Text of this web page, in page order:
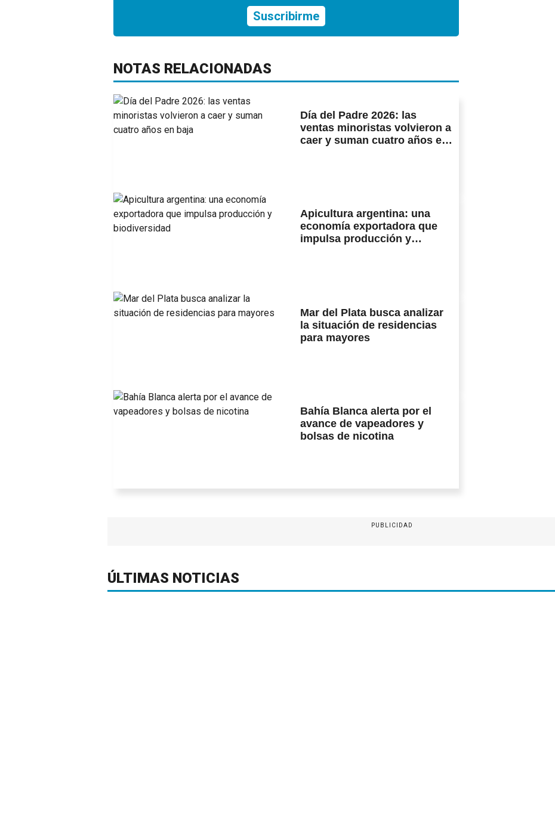
Suscribirme
NOTAS RELACIONADAS
Día del Padre 2026: las
ventas minoristas volvieron a
caer y suman cuatro años en
Apicultura argentina: una
economía exportadora que
impulsa producción y
Mar del Plata busca analizar
la situación de residencias
para mayores
Bahía Blanca alerta por el
avance de vapeadores y
bolsas de nicotina
PUBLICIDAD
ÚLTIMAS NOTICIAS